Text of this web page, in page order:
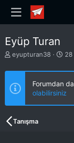
Eyüp Turan
K
n
u
u
b
a
eyupturan38
B
ş
a
n
g
28
Forumdan
olabilirsiniz
Tanışma